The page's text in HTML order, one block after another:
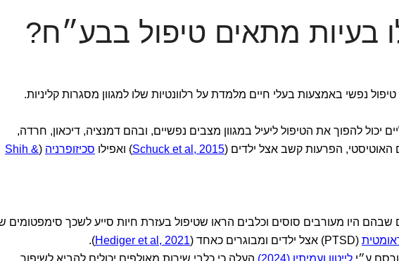
בעיות מתאים טיפול בבע״ח?
נפשי באמצעות בעלי חיים מלמדת על רלוונטיות שלו למגוון מסגרות קליניות.
יכול להפוך את הטיפול ליעיל במגוון מצבים נפשיים, ובהם דמנציה, דיכאון, חרדה,
הפרעות קשב אצל ילדים (Schuck et al, 2015) ואפילו סכיזופרניה (
Shih &
שבהם היו מעורבים סוסים וכלבים הראו שטיפול בעזרת חיות סייע לשכך סימפטומים
(PTSD) אצל ילדים ומבוגרים כאחד ( Hediger et al, 2021
).